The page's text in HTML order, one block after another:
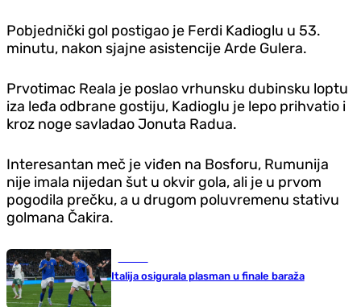
Pobjednički gol postigao je Ferdi Kadioglu u 53.
minutu, nakon sjajne asistencije Arde Gulera.
Prvotimac Reala je poslao vrhunsku dubinsku loptu
iza leđa odbrane gostiju, Kadioglu je lepo prihvatio i
kroz noge savladao Jonuta Radua.
Interesantan meč je viđen na Bosforu, Rumunija
nije imala nijedan šut u okvir gola, ali je u prvom
pogodila prečku, a u drugom poluvremenu stativu
golmana Čakira.
Italija osigurala plasman u finale baraža